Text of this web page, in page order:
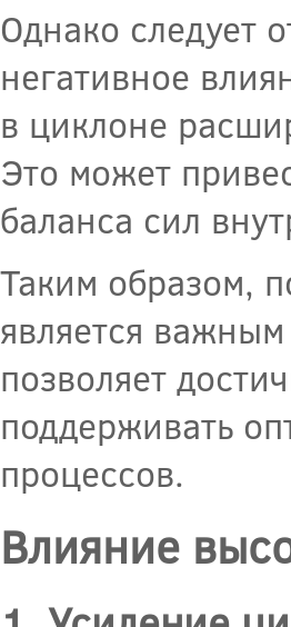
Однако следует
негативное
в циклоне
Это может
баланса сил
Таким образом,
является
позволяет
поддерживать
процессов.
Влияние